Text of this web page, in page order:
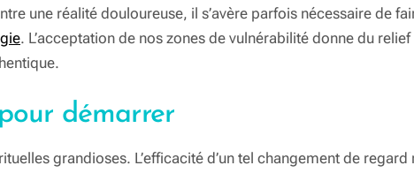
une réalité douloureuse, il s’avère parfois nécessaire de
. L’acceptation de nos zones de vulnérabilité donne du
démarrer
grandioses. L’efficacité d’un tel changement de